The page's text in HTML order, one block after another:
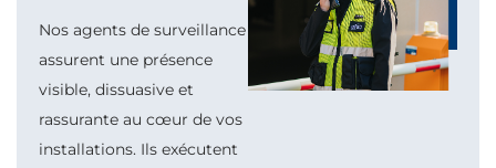
Nos agents de surveillance
assurent une présence
visible, dissuasive et
rassurante au cœur de vos
installations. Ils exécutent